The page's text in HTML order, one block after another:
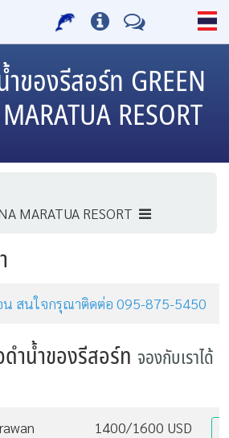
ของรีสอร์ท GREEN
RESORT
MARATUA RESORT
สนใจกรุณาติดต่อ 095-875-5450
ำน้ำของรีสอร์ท จองกับเราได้
1400/1600 USD ส